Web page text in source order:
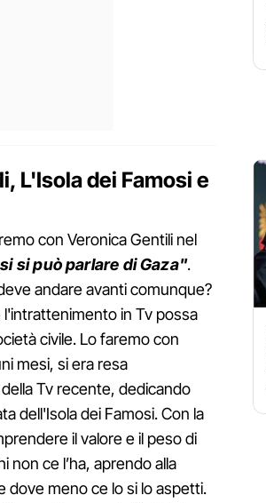
L'Isola dei Famosi e
con Veronica Gentili nel
si può parlare di Gaza".
andare avanti comunque?
l'intrattenimento in Tv possa
civile. Lo faremo con
mesi, si era resa
Tv recente, dedicando
dell'Isola dei Famosi. Con la
il valore e il peso di
non ce l’ha, aprendo alla
dove meno ce lo si lo aspetti.